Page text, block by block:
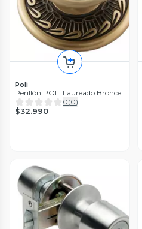
Poli
Perillón POLI Laureado Bronce
0(0)
$32.990